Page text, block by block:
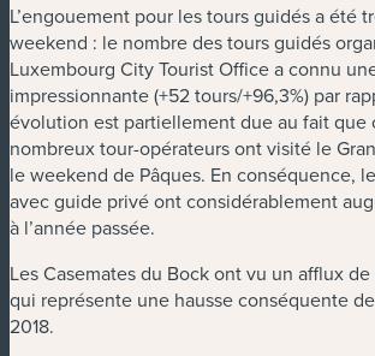
L’engouement pour les tours guidés a été
weekend : le nombre des tours guidés
Luxembourg City Tourist Office a connu
impressionnante (+52 tours/+96,3%) par
évolution est partiellement due au fait que
nombreux tour-opérateurs ont visité le
le weekend de Pâques. En conséquence,
avec guide privé ont considérablement
à l’année passée.
Les Casemates du Bock ont vu un afflux
qui représente une hausse conséquente
2018.